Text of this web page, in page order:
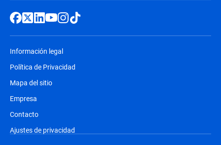
Información legal
Política de Privacidad
Mapa del sitio
Empresa
Contacto
Ajustes de privacidad